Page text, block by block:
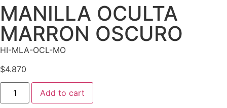
MANILLA OCULTA
MARRON OSCURO
HI-MLA-OCL-MO
$4.870
Add to cart